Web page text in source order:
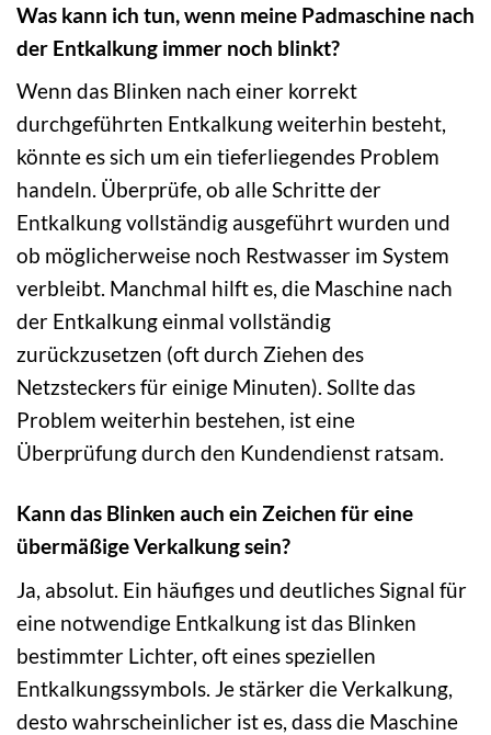
Was kann ich tun, wenn meine Padmaschine nach
der Entkalkung immer noch blinkt?
Wenn das Blinken nach einer korrekt
durchgeführten Entkalkung weiterhin besteht,
könnte es sich um ein tieferliegendes Problem
handeln. Überprüfe, ob alle Schritte der
Entkalkung vollständig ausgeführt wurden und
ob möglicherweise noch Restwasser im System
verbleibt. Manchmal hilft es, die Maschine nach
der Entkalkung einmal vollständig
zurückzusetzen (oft durch Ziehen des
Netzsteckers für einige Minuten). Sollte das
Problem weiterhin bestehen, ist eine
Überprüfung durch den Kundendienst ratsam.
Kann das Blinken auch ein Zeichen für eine
übermäßige Verkalkung sein?
Ja, absolut. Ein häufiges und deutliches Signal für
eine notwendige Entkalkung ist das Blinken
bestimmter Lichter, oft eines speziellen
Entkalkungssymbols. Je stärker die Verkalkung,
desto wahrscheinlicher ist es, dass die Maschine